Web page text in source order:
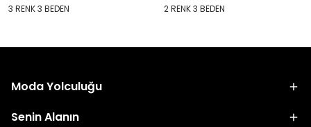
3 RENK 3 BEDEN 2 RENK 3 BEDEN
Moda Yolculuğu
Senin Alanın